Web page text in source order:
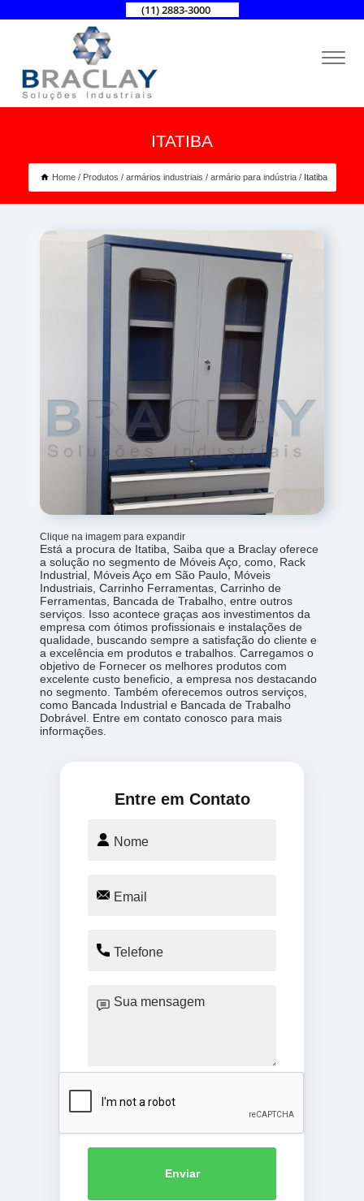
(11) 2883-3000
ITATIBA
Home Produtos armários industriais armário para indústria Itatiba
Clique na imagem para expandir
Está a procura de Itatiba, Saiba que a Braclay oferece
a solução no segmento de Móveis Aço, como, Rack
Industrial, Móveis Aço em São Paulo, Móveis
Industriais, Carrinho Ferramentas, Carrinho de
Ferramentas, Bancada de Trabalho, entre outros
serviços. Isso acontece graças aos investimentos da
empresa com ótimos profissionais e instalações de
qualidade, buscando sempre a satisfação do cliente e
a excelência em produtos e trabalhos. Carregamos o
objetivo de Fornecer os melhores produtos com
excelente custo beneficio, a empresa nos destacando
no segmento. Também oferecemos outros serviços,
como Bancada Industrial e Bancada de Trabalho
Dobrável. Entre em contato conosco para mais
informações.
Entre em Contato
Enviar